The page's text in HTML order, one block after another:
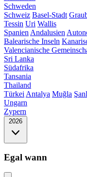
Schweden
Schweiz Basel-Stadt
Tessin Uri Wallis
Spanien Andalusien
Balearische Inseln
Valencianische
Sri Lanka
Südafrika
Tansania
Thailand
Türkei Antalya Muğla
Ungarn
Zypern
2026
Egal wann